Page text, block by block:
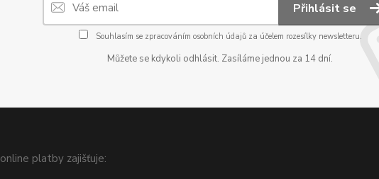
Přihlásit se
Souhlasím se zpracováním osobních údajůza účelem rozesílky newsletteru.
Můžete se kdykoli odhlásit. Zasíláme jednou za 14 dní.
online platby zajišťuje: